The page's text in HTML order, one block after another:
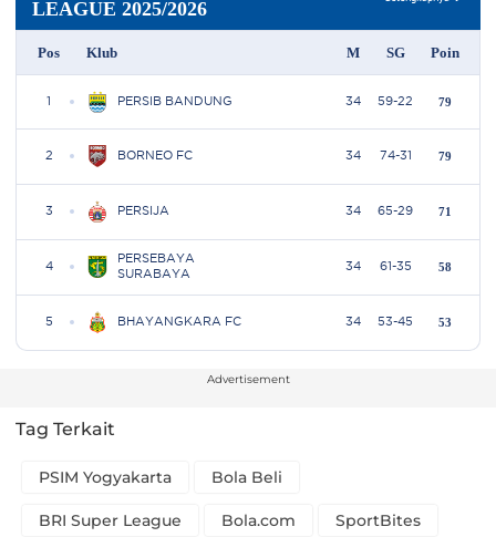
Advertisement
Tag Terkait
PSIM Yogyakarta Bola Beli
BRI Super League Bola.com SportBites